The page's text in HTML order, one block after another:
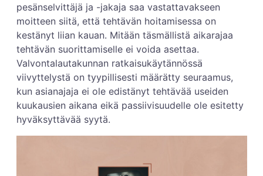
pesänselvittäjä ja -jakaja saa vastattavakseen
moitteen siitä, että tehtävän hoitamisessa on
kestänyt liian kauan. Mitään täsmällistä aikarajaa
tehtävän suorittamiselle ei voida asettaa.
Valvontalautakunnan ratkaisukäytännössä
viivyttelystä on tyypillisesti määrätty seuraamus,
kun asianajaja ei ole edistänyt tehtävää useiden
kuukausien aikana eikä passiivisuudelle ole esitetty
hyväksyttävää syytä.